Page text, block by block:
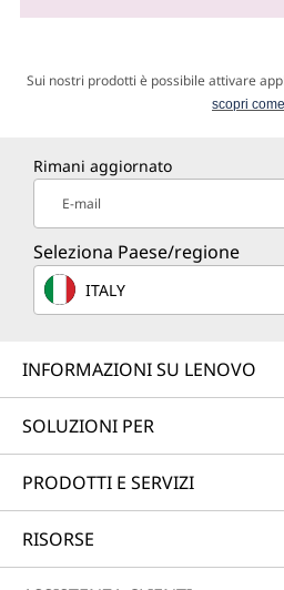
Sui nostri prodotti è possibile attivare
scopri come
Rimani aggiornato
E-mail
Seleziona Paese/regione
ITALY
INFORMAZIONI SU LENOVO
SOLUZIONI PER
PRODOTTI E SERVIZI
RISORSE